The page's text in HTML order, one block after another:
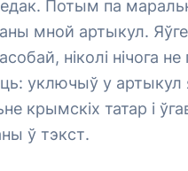
Потым па
мной артыкул.
ніколі нічога не
уключыў у артыкул
крымскіх татар і
ў тэкст.